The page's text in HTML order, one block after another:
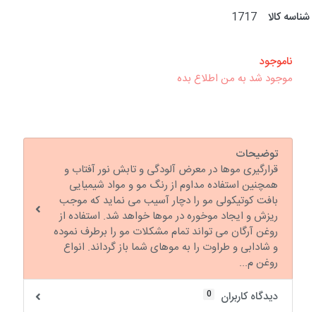
شناسه کالا
1717
ناموجود
موجود شد به من اطلاع بده
توضیحات
قرارگیری موها در معرض آلودگی و تابش نور آفتاب و
همچنین استفاده مداوم از رنگ مو و مواد شیمیایی
بافت کوتیکولی مو را دچار آسیب می نماید که موجب
ریزش و ایجاد موخوره در موها خواهد شد. استفاده از
روغن آرگان می تواند تمام مشکلات مو را برطرف نموده
و شادابی و طراوت را به موهای شما باز گرداند. انواع
روغن م...
دیدگاه کاربران
0